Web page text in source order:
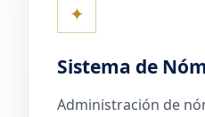
✦
Sistema de
Administración de